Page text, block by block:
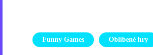
Funny Games Oblíbené hry